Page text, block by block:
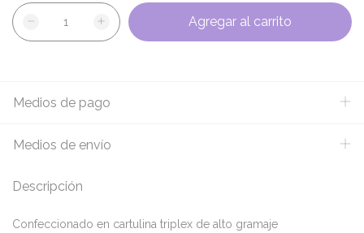
Medios de pago
Medios de envío
Descripción
Confeccionado en cartulina triplex de alto gramaje